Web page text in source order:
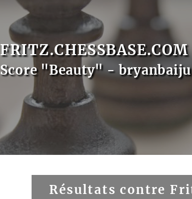
FRITZ.CHESSBASE.COM
Score "Beauty" - bryanbaiju
Résultats contre